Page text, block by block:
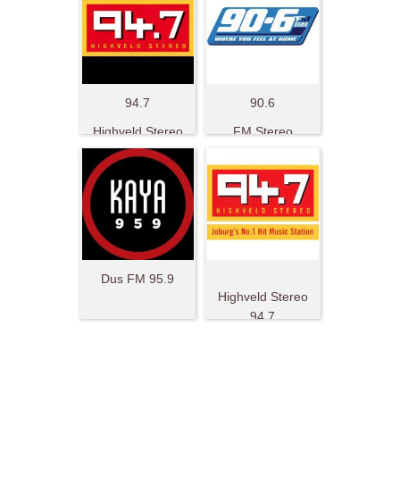
94.7
Highveld Stereo
90.6
FM Stereo
Dus FM 95.9
Highveld Stereo
94.7